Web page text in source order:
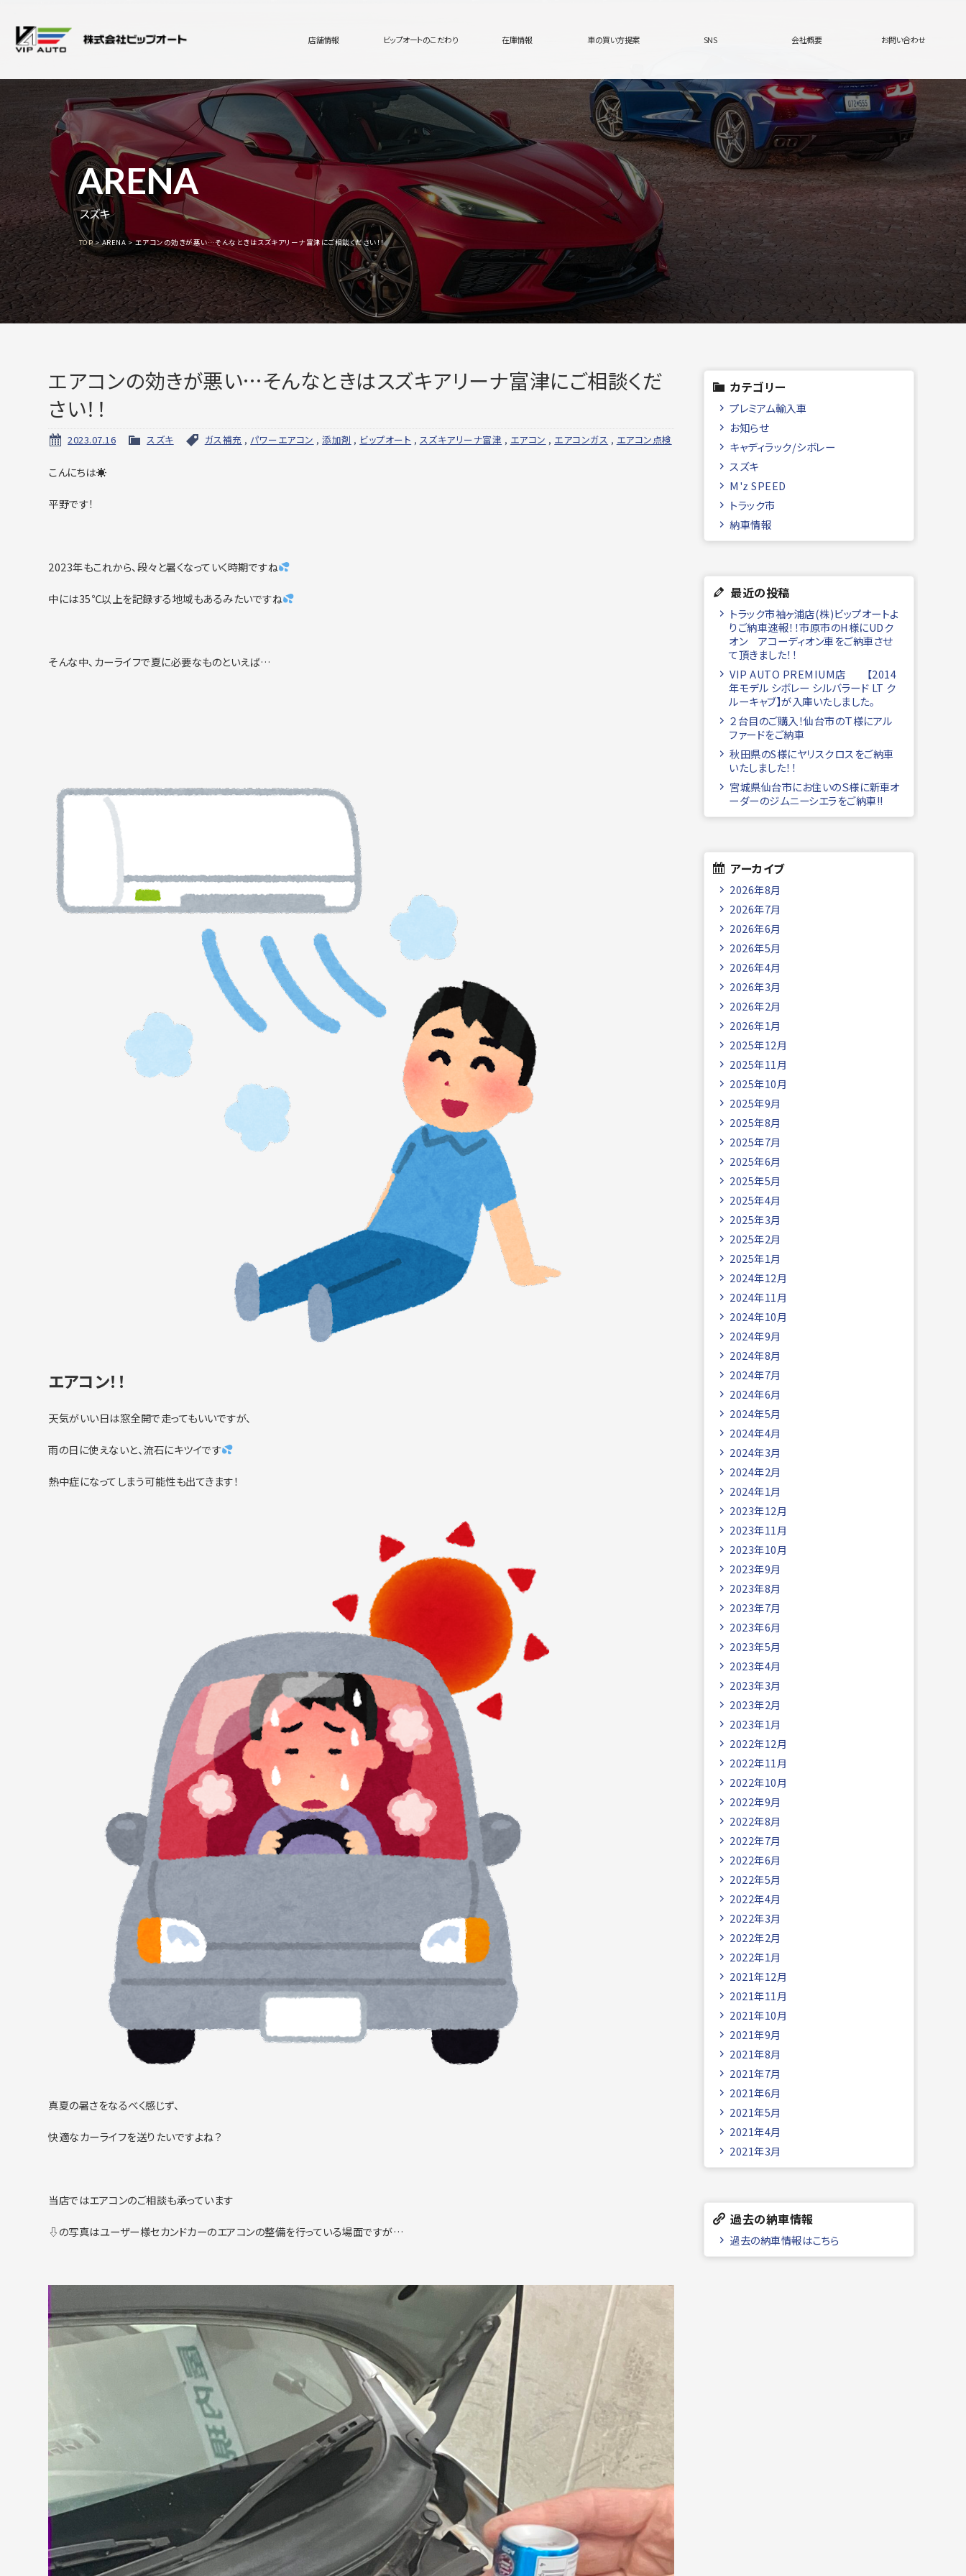
店舗情報 ビップオートのこだわり 在庫情報 車の買い方提案 SNS 会社概要 お問い合わせ
ARENA
スズキ
TOP ARENA エアコンの効きが悪い…そんなときはスズキアリーナ富津にご相談ください！！
エアコンの効きが悪い…そんなときはスズキアリーナ富津にご相談くだ
さい！！
2023.07.16 スズキ ガス補充 , パワーエアコン ,添加剤 , ビップオート , スズキアリーナ富津 , エアコン , エアコンガス , エアコン点検
こんにちは☀
平野です！
2023年もこれから、段々と暑くなっていく時期ですね
中には35℃以上を記録する地域もあるみたいですね
そんな中、カーライフで夏に必要なものといえば…
エアコン！！
天気がいい日は窓全開で走ってもいいですが、
雨の日に使えないと、流石にキツイです
熱中症になってしまう可能性も出てきます！
真夏の暑さをなるべく感じず、
快適なカーライフを送りたいですよね？
当店ではエアコンのご相談も承っています
⇩の写真はユーザー様セカンドカーのエアコンの整備を行っている場面ですが…
カテゴリー
プレミアム輸入車
お知らせ
キャディラック/シボレー
スズキ
M'z SPEED
トラック市
納車情報
最近の投稿
トラック市袖ヶ浦店(株)ビップオートよ
りご納車速報！！市原市のH様にUDク
オン アコーディオン車をご納車させ
て頂きました！！
VIP AUTO PREMIUM店 【2014
年モデル シボレー シルバラード LT ク
ルーキャブ】が入庫いたしました。
２台目のご購入！仙台市のＴ様にアル
ファードをご納車
秋田県のS様にヤリスクロスをご納車
いたしました！！
宮城県仙台市にお住いのＳ様に新車オ
ーダーのジムニーシエラをご納車!!
アーカイブ
2026年8月
2026年7月
2026年6月
2026年5月
2026年4月
2026年3月
2026年2月
2026年1月
2025年12月
2025年11月
2025年10月
2025年9月
2025年8月
2025年7月
2025年6月
2025年5月
2025年4月
2025年3月
2025年2月
2025年1月
2024年12月
2024年11月
2024年10月
2024年9月
2024年8月
2024年7月
2024年6月
2024年5月
2024年4月
2024年3月
2024年2月
2024年1月
2023年12月
2023年11月
2023年10月
2023年9月
2023年8月
2023年7月
2023年6月
2023年5月
2023年4月
2023年3月
2023年2月
2023年1月
2022年12月
2022年11月
2022年10月
2022年9月
2022年8月
2022年7月
2022年6月
2022年5月
2022年4月
2022年3月
2022年2月
2022年1月
2021年12月
2021年11月
2021年10月
2021年9月
2021年8月
2021年7月
2021年6月
2021年5月
2021年4月
2021年3月
過去の納車情報
過去の納車情報はこちら